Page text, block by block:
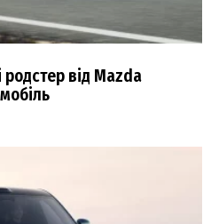
родстер від Mazda